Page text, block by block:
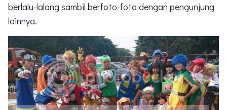
berlalu-lalang sambil berfoto-foto dengan pengunjung
lainnya.